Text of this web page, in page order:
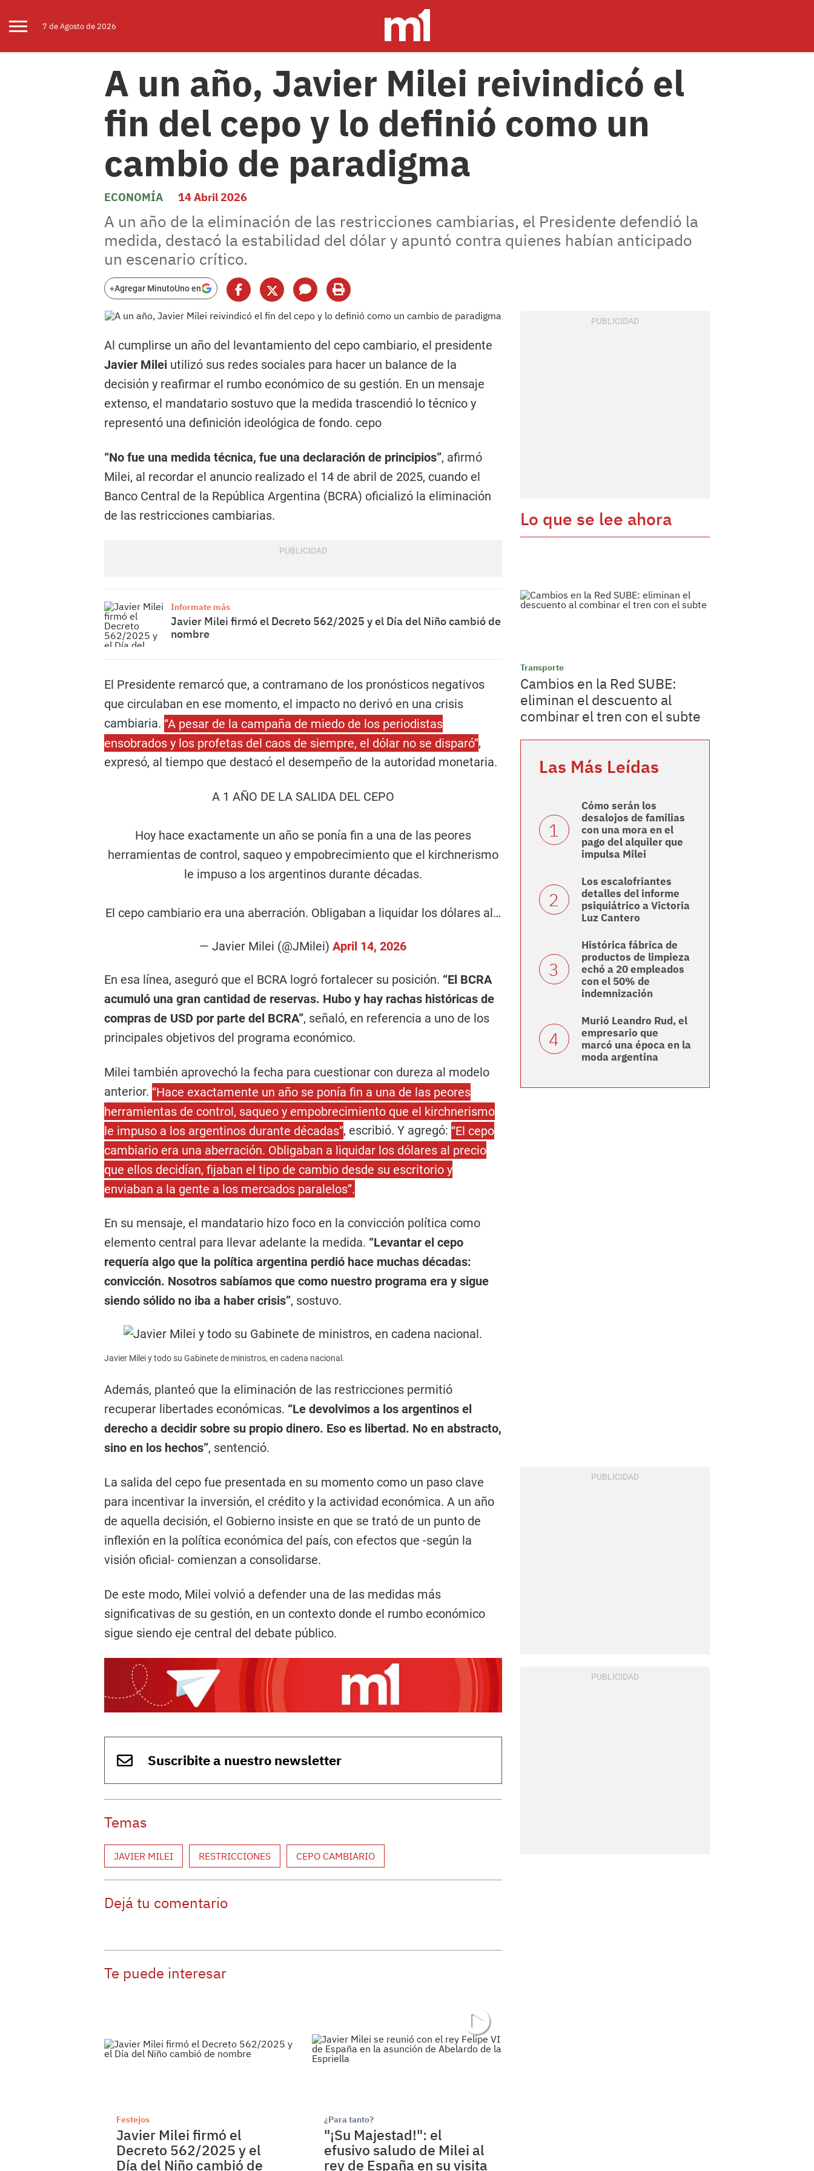
7 deAgostode 2026
A un año, Javier Milei reivindicó el
fin del cepo y lo definió como un
cambio de paradigma
ECONOMÍA 14 Abril 2026
A un año de la eliminación de las restricciones cambiarias, el Presidente defendió la
medida, destacó la estabilidad del dólar y apuntó contra quienes habían anticipado
un escenario crítico.
+Agregar MinutoUno en
Al cumplirse un año del levantamiento del cepo cambiario, el presidente
Javier Milei utilizó sus redes sociales para hacer un balance de la
decisión y reafirmar el rumbo económico de su gestión. En un mensaje
extenso, el mandatario sostuvo que la medida trascendió lo técnico y
representó una definición ideológica de fondo. cepo
“No fue una medida técnica, fue una declaración de principios”, afirmó
Milei, al recordar el anuncio realizado el 14 de abril de 2025, cuando el
Banco Central de la República Argentina (BCRA) oficializó la eliminación
de las restricciones cambiarias.
Informate más
Javier Milei firmó el Decreto 562/2025 y el Día del Niño cambió de
nombre
El Presidente remarcó que, a contramano de los pronósticos negativos
que circulaban en ese momento, el impacto no derivó en una crisis
cambiaria. “A pesar de la campaña de miedo de los periodistas
ensobrados y los profetas del caos de siempre, el dólar no se disparó”,
expresó, al tiempo que destacó el desempeño de la autoridad monetaria.
A 1 AÑO DE LA SALIDA DEL CEPO
Hoy hace exactamente un año se ponía fin a una de las peores
herramientas de control, saqueo y empobrecimiento que el kirchnerismo
le impuso a los argentinos durante décadas.
El cepo cambiario era una aberración. Obligaban a liquidar los dólares al…
— Javier Milei (@JMilei)April 14, 2026
En esa línea, aseguró que el BCRA logró fortalecer su posición. “El BCRA
acumuló una gran cantidad de reservas. Hubo y hay rachas históricas de
compras de USD por parte del BCRA”, señaló, en referencia a uno de los
principales objetivos del programa económico.
Milei también aprovechó la fecha para cuestionar con dureza al modelo
anterior. “Hace exactamente un año se ponía fin a una de las peores
herramientas de control, saqueo y empobrecimiento que el kirchnerismo
le impuso a los argentinos durante décadas”, escribió. Y agregó: “El cepo
cambiario era una aberración. Obligaban a liquidar los dólares al precio
que ellos decidían, fijaban el tipo de cambio desde su escritorio y
enviaban a la gente a los mercados paralelos”.
En su mensaje, el mandatario hizo foco en la convicción política como
elemento central para llevar adelante la medida. “Levantar el cepo
requería algo que la política argentina perdió hace muchas décadas:
convicción. Nosotros sabíamos que como nuestro programa era y sigue
siendo sólido no iba a haber crisis”, sostuvo.
Javier Milei y todo su Gabinete de ministros, en cadena nacional.
Además, planteó que la eliminación de las restricciones permitió
recuperar libertades económicas. “Le devolvimos a los argentinos el
derecho a decidir sobre su propio dinero. Eso es libertad. No en abstracto,
sino en los hechos”, sentenció.
La salida del cepo fue presentada en su momento como un paso clave
para incentivar la inversión, el crédito y la actividad económica. A un año
de aquella decisión, el Gobierno insiste en que se trató de un punto de
inflexión en la política económica del país, con efectos que -según la
visión oficial- comienzan a consolidarse.
De este modo, Milei volvió a defender una de las medidas más
significativas de su gestión, en un contexto donde el rumbo económico
sigue siendo eje central del debate público.
Suscribite a nuestro newsletter
Temas
JAVIER MILEI RESTRICCIONES CEPO CAMBIARIO
Dejá tu comentario
Te puede interesar
Festejos
Javier Milei firmó el
Decreto 562/2025 y el
Día del Niño cambió de
¿Para tanto?
"¡Su Majestad!": el
efusivo saludo de Milei al
rey de España en su visita
Lo que se lee ahora
Transporte
Cambios en la Red SUBE:
eliminan el descuento al
combinar el tren con el subte
Las Más Leídas
Cómo serán los
desalojos de familias
con una mora en el
pago del alquiler que
impulsa Milei
Los escalofriantes
detalles del informe
psiquiátrico a Victoria
Luz Cantero
Histórica fábrica de
productos de limpieza
echó a 20 empleados
con el 50% de
indemnización
Murió Leandro Rud, el
empresario que
marcó una época en la
moda argentina